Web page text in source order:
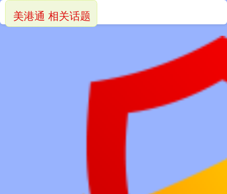
美港通 相关话题